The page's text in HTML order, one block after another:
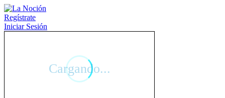
Regístrate
Iniciar Sesión